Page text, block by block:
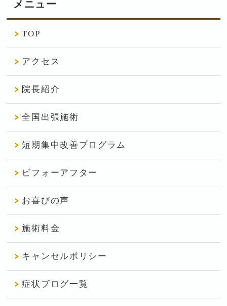
メニュー
TOP
アクセス
院長紹介
全国出張施術
短期集中改善プログラム
ビフォーアフター
お喜びの声
施術料金
キャンセルポリシー
症状ブログ一覧